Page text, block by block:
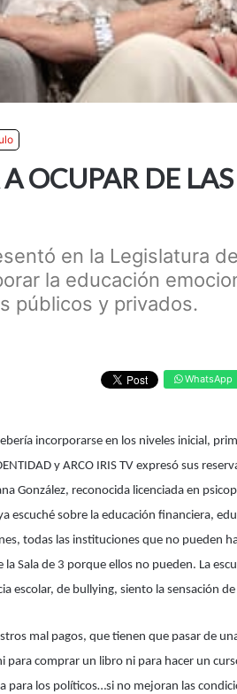
OCUPAR DE
en la Legislatura
la educación
públicos y privados.
WhatsApp
incorporarse en los niveles inicial,
y ARCO IRIS TV expresó sus
González, reconocida licenciada en
escuché sobre la educación financiera,
todas las instituciones que no pueden
la Sala de 3 porque ellos no pueden. La
escolar, de bullying, siento la sensación de
mal pagos, que tienen que pasar de
para comprar un libro ni para hacer un
para los políticos…si no mejoran las